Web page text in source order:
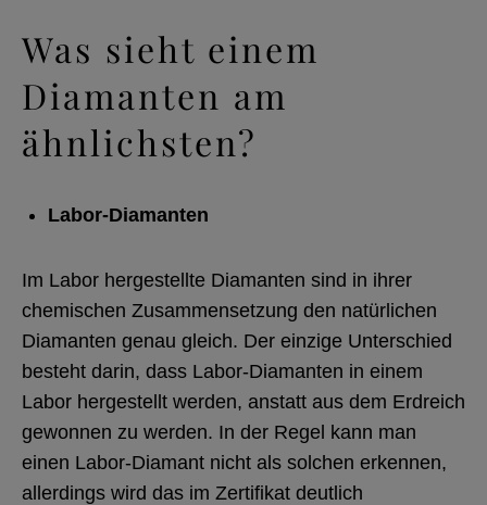
Was sieht einem
Diamanten am
ähnlichsten?
Labor-Diamanten
Im Labor hergestellte Diamanten sind in ihrer
chemischen Zusammensetzung den natürlichen
Diamanten genau gleich. Der einzige Unterschied
besteht darin, dass Labor-Diamanten in einem
Labor hergestellt werden, anstatt aus dem Erdreich
gewonnen zu werden. In der Regel kann man
einen Labor-Diamant nicht als solchen erkennen,
allerdings wird das im Zertifikat deutlich